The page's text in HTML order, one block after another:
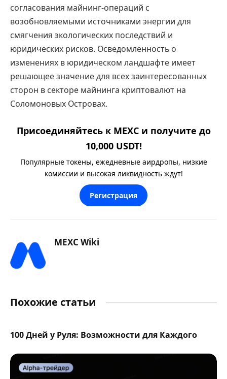
согласования майнинг-операций с
возобновляемыми источниками энергии для
смягчения экологических последствий и
юридических рисков. Осведомленность о
изменениях в юридическом ландшафте имеет
решающее значение для всех заинтересованных
сторон в секторе майнинга криптовалют на
Соломоновых Островах.
Присоединяйтесь к MEXC и получите до
10,000 USDT!
Популярные токены, ежедневные аирдропы, низкие
комиссии и высокая ликвидность ждут!
Регистрация
MEXC Wiki
Похожие статьи
100 Дней у Руля: Возможности для Каждого